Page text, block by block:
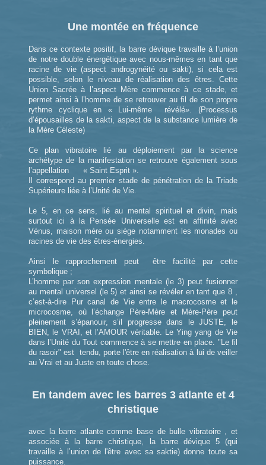
Une montée en fréquence
Dans ce contexte positif, la barre dévique travaille à l’union
de notre double énergétique avec nous-mêmes en tant que
racine de vie (aspect androgynéité ou sakti), si cela est
possible, selon le niveau de réalisation des êtres. Cette
Union Sacrée à l’aspect Mère commence à ce stade, et
permet ainsi à l’homme de se retrouver au fil de son propre
rythme cyclique en « Lui-même révélé». (Processus
d’épousailles de la sakti, aspect de la substance lumière de
la Mère Céleste)
Ce plan vibratoire lié au déploiement par la science
archétype de la manifestation se retrouve également sous
l’appellation « Saint Esprit ».
Il correspond au premier stade de pénétration de la Triade
Supérieure liée à l’Unité de Vie.
Le 5, en ce sens, lié au mental spirituel et divin, mais
surtout ici à la Pensée Universelle est en affinité avec
Vénus, maison mère ou siège notamment les monades ou
racines de vie des êtres-énergies.
Ainsi le rapprochement peut être facilité par cette
symbolique ;
L’homme par son expression mentale (le 3) peut fusionner
au mental universel (le 5) et ainsi se révéler en tant que 8 ,
c’est-à-dire Pur canal de Vie entre le macrocosme et le
microcosme, où l’échange Père-Mère et Mère-Père peut
pleinement s’épanouir, s’il progresse dans le JUSTE, le
BIEN, le VRAI, et l’AMOUR véritable. Le Ying yang de Vie
dans l’Unité du Tout commence à se mettre en place. "Le fil
du rasoir" est tendu, porte l'être en réalisation à lui de veiller
au Vrai et au Juste en toute chose.
En tandem avec les barres 3 atlante et 4
christique
avec la barre atlante comme base de bulle vibratoire , et
associée à la barre christique, la barre dévique 5 (qui
travaille à l’union de l'être avec sa saktie) donne toute sa
puissance.